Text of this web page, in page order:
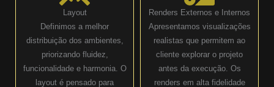
Layout
Definimos a melhor
distribuição dos ambientes,
priorizando fluidez,
funcionalidade e harmonia. O
layout é pensado para
Renders Externos e Internos
Apresentamos visualizações
realistas que permitem ao
cliente explorar o projeto
antes da execução. Os
renders em alta fidelidade